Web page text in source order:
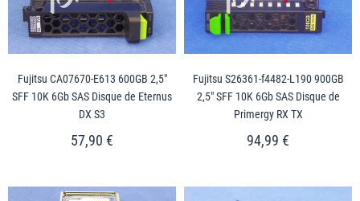
Fujitsu CA07670-E613 600GB 2,5"
SFF 10K 6Gb SAS Disque de Eternus
DX S3
57,90 €
Fujitsu S26361-f4482-L190 900GB
2,5" SFF 10K 6Gb SAS Disque de
Primergy RX TX
94,99 €